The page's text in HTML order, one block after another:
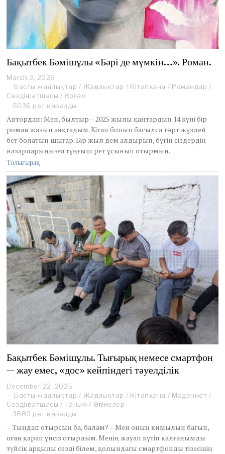
Бақытбек Бәмішұлы «Бәрі де мүмкін…». Роман.
March 3, 2026
a
r
c
3
,
2
0
Басты жаңалықтар / Жаңалықтар / Кітапхана / Романдар /
Сөздің патшасы / Қоғам
5036 рет қаралды
Автордан: Мен, былтыр – 2025 жылы қаңтардың 14 күні бір
роман жазып аяқтадым. Кітап болып басылса төрт жүздей
бет болатын шығар. Бір жыл дем алдырып, бүгін сіздердің
назарларыңызға тұңғыш рет ұсынып отырмын.
Толығырақ
Бақытбек Бәмішұлы. Тығырық немесе смартфон
— жау емес, «дос» кейпіндегі тәуелділік
December 22, 2025
e
c
e
b
e
r
Басты жаңалықтар / Жаңалықтар / Кітапхана / Мәдениет /
Сөздің патшасы / Таным / Әңгімелер
3880 рет қаралды
– Тыңдап отырсың ба, балам? – Мен оның қимылын бағып,
оған қарап үнсіз отырдым. Менің жауап күтіп қалғанымды
түйсік арқылы сезді білем, қолындағы смартфонды тізесінің